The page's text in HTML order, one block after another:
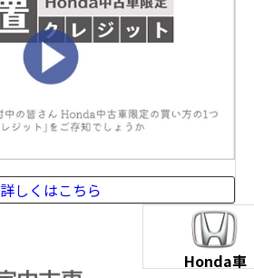
詳しくはこちら
Honda車